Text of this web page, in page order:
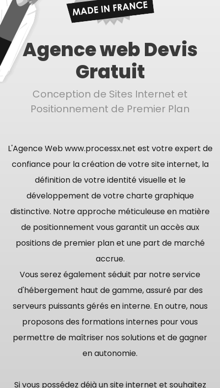
Agence web Devis
Gratuit
Conception de Sites Internet et
Positionnement de Premier Plan
L'Agence Web www.processx.net est votre expert de
confiance pour la création de votre site internet, la
définition de votre identité visuelle et le
développement de votre charte graphique
distinctive. Notre approche méticuleuse en matière
de positionnement vous garantit un accès aux
positions de premier plan et une part de marché
accrue.
Vous serez également séduit par notre service
d'hébergement haut de gamme, assuré par des
serveurs puissants gérés en interne. En outre, nous
proposons des formations internes pour vous
permettre de maîtriser nos solutions et de gagner
en autonomie.
Si vous possédez déjà un site internet et souhaitez